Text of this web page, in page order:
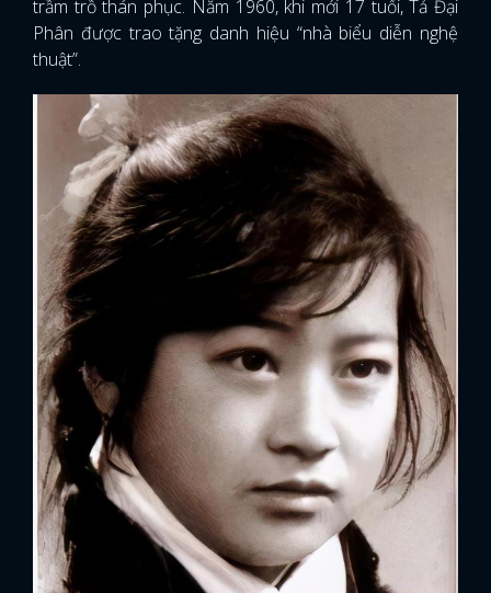
trầm trồ thán phục. Năm 1960, khi mới 17 tuổi, Tả Đại
Phân được trao tặng danh hiệu “nhà biểu diễn nghệ
thuật”.